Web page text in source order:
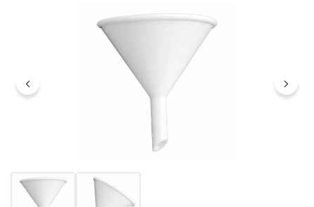
Bildergalerie überspringen